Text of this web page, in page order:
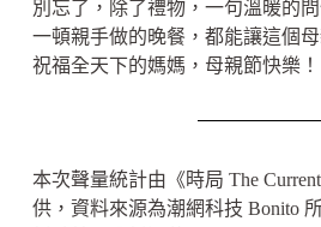
別忘了，除了禮物，一句溫暖的
一頓親手做的晚餐，都能讓這個
祝福全天下的媽媽，母親節快樂！
本次聲量統計由《時局 The
供，資料來源為潮網科技 Bonito